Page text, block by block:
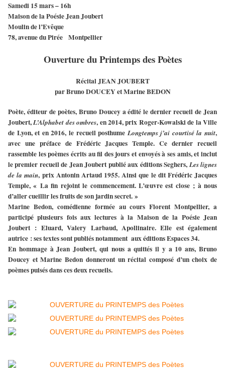
Samedi 15 mars – 16h
Maison de la Poésie Jean Joubert
Moulin de l’Evêque
78, avenue du Pirée Montpellier
Ouverture du Printemps des Poètes
Récital JEAN JOUBERT
par Bruno DOUCEY et Marine BEDON
Poète, éditeur de poètes, Bruno Doucey a édité le dernier recueil de Jean
Joubert,L’Alphabet des ombres, en 2014, prix Roger-Kowalski de la Ville
de Lyon, et en 2016, le recueil posthume Longtemps j’ai courtisé la nuit,
avec une préface de Frédéric Jacques Temple. Ce dernier recueil
rassemble les poèmes écrits au fil des jours et envoyés à ses amis, et inclut
le premier recueil de Jean Joubert publié aux éditions Seghers, Les lignes
de la main, prix Antonin Artaud 1955. Ainsi que le dit Frédéric Jacques
Temple, « La fin rejoint le commencement. L’œuvre est close ; à nous
d’aller cueillir les fruits de son jardin secret. »
Marine Bedon, comédienne formée au cours Florent Montpellier, a
participé plusieurs fois aux lectures à la Maison de la Poésie Jean
Joubert : Eluard, Valery Larbaud, Apollinaire. Elle est également
autrice : ses textes sont publiés notamment aux éditions Espaces 34.
En hommage à Jean Joubert, qui nous a quittés il y a 10 ans, Bruno
Doucey et Marine Bedon donneront un récital composé d’un choix de
poèmes puisés dans ces deux recueils.